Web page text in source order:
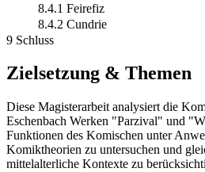
8.4.1 Feirefiz
8.4.2 Cundrie
9 Schluss
Zielsetzung & Themen
Diese Magisterarbeit analysiert die
Eschenbach Werken "Parzival" und
Funktionen des Komischen unter
Komiktheorien zu untersuchen und
mittelalterliche Kontexte zu